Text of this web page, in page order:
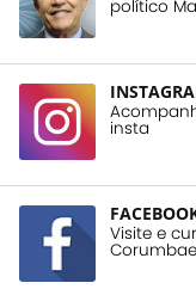
político
insta
Visite e